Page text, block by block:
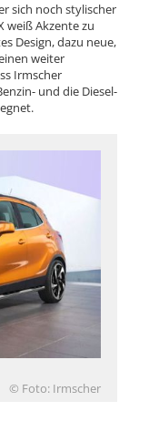
sich noch stylischer
weiß Akzente zu
Design, dazu neue,
weiter
Irmscher
und die Diesel-
© Foto: Irmscher